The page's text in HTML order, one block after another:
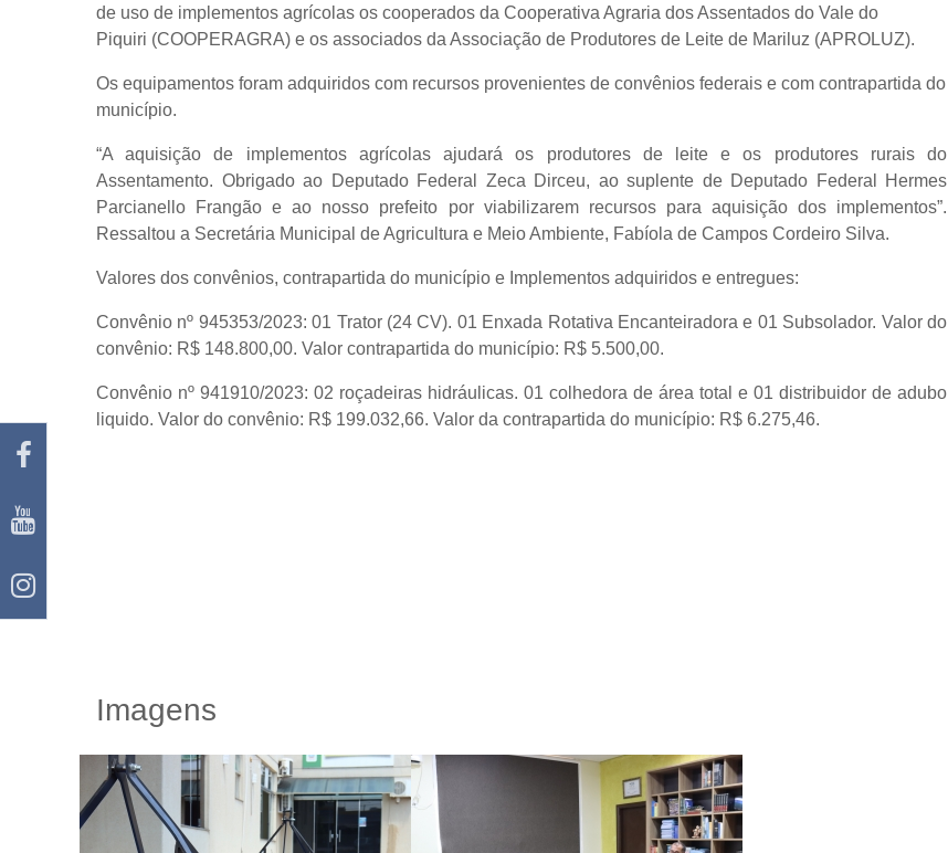
de uso de implementos agrícolas os cooperados da Cooperativa Agraria dos Assentados do Vale do
Piquiri (COOPERAGRA) e os associados da Associação de Produtores de Leite de Mariluz (APROLUZ).
Os equipamentos foram adquiridos com recursos provenientes de convênios federais e com contrapartida do
município.
“A aquisição de implementos agrícolas ajudará os produtores de leite e os produtores rurais do
Assentamento. Obrigado ao Deputado Federal Zeca Dirceu, ao suplente de Deputado Federal Hermes
Parcianello Frangão e ao nosso prefeito por viabilizarem recursos para aquisição dos implementos”.
Ressaltou a Secretária Municipal de Agricultura e Meio Ambiente, Fabíola de Campos Cordeiro Silva.
Valores dos convênios, contrapartida do município e Implementos adquiridos e entregues:
Convênio nº 945353/2023: 01 Trator (24 CV). 01 Enxada Rotativa Encanteiradora e 01 Subsolador. Valor do
convênio: R$ 148.800,00. Valor contrapartida do município: R$ 5.500,00.
Convênio nº 941910/2023: 02 roçadeiras hidráulicas. 01 colhedora de área total e 01 distribuidor de adubo
liquido. Valor do convênio: R$ 199.032,66. Valor da contrapartida do município: R$ 6.275,46.
Imagens